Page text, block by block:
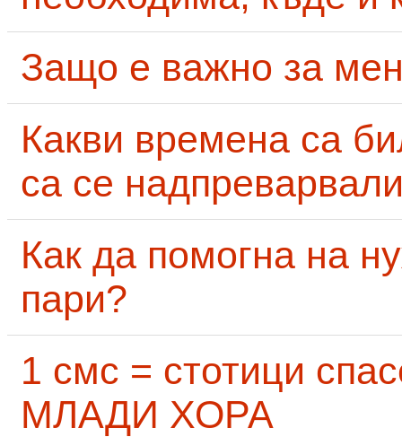
Защо е важно за
Какви времена са
са се
Как да помогна на
пари?
1 смс = стотици
МЛАДИ ХОРА